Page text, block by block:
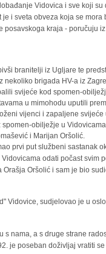
Vidovica i sve koji
i sveta obveza koja se mora
kraja - poručuju
branitelji iz Ugljare te
brigada HV-a iz
svijeće kod spomen-
u mimohodu uputili
vijenci i zapaljene
obilježje u
i Marijan Oršolić.
prvi put službeni sastanak
odati počast svim
Oršolić i sam je bio
Vidovice, sudjelovao je u
s nama, a s druge strane
je poseban doživljaj vratiti